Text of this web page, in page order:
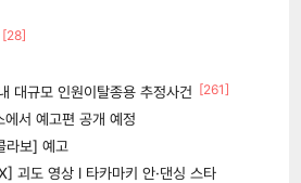
[28]
대규모 인원이탈종용 추정사건 [261]
서 예고편 공개 예정
라보] 예고
괴도 영상 l 타카마키 안·댄싱 스타